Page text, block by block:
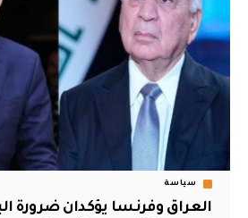
سياسة
العراق وفرنسا يؤكدان ضرورة